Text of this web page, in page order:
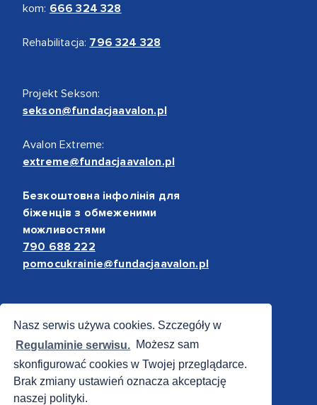
Nasz serwis używa cookies. Szczegóły w
Regulaminie serwisu. Możesz sam
skonfigurować cookies w Twojej przeglądarce.
Brak zmiany ustawień oznacza akceptację
naszej polityki.
kom: 666 324 328
Rehabilitacja: 796 324 328
Projekt Sekson:
sekson@fundacjaavalon.pl
Avalon Extreme:
extreme@fundacjaavalon.pl
Безкоштовна інфолінія для
біженців з обмеженими
можливостями
790 688 222
pomocukrainie@fundacjaavalon.pl
Bezpieczne płatności